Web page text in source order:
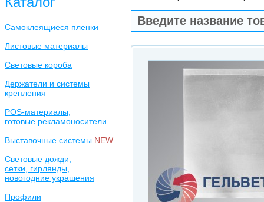
Самоклеящиеся пленки
Листовые материалы
Световые короба
Держатели и системы
крепления
POS-материалы,
готовые рекламоносители
Выставочные системы NEW
Световые дожди,
сетки, гирлянды,
новогодние украшения
Профили